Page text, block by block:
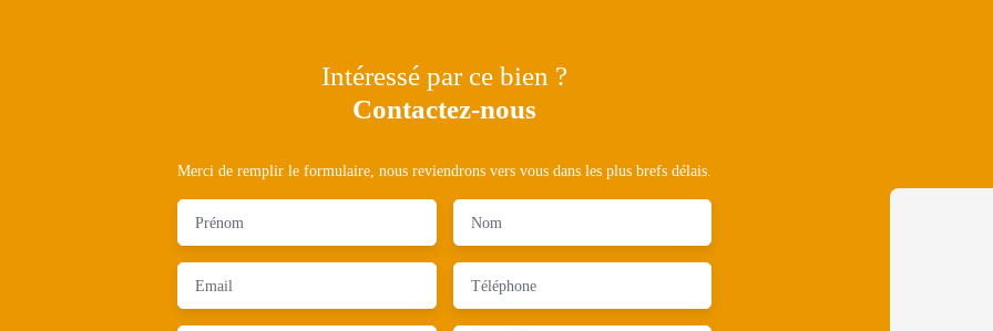
Intéressé par ce bien ?
Contactez-nous
Merci de remplir le formulaire, nous reviendrons vers vous dans les plus brefs délais.
Prénom Nom
Email Téléphone